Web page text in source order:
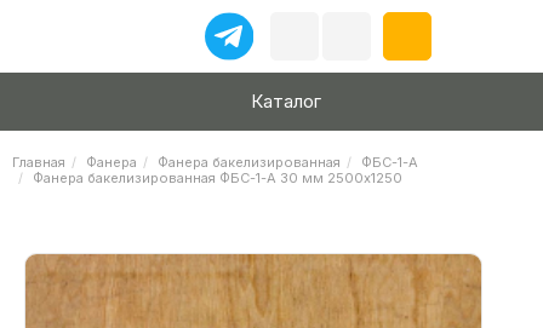
Каталог
Главная Фанера Фанера бакелизированная
ФБС-1-А
Фанера бакелизированная ФБС-1-А 30 мм 2500х1250